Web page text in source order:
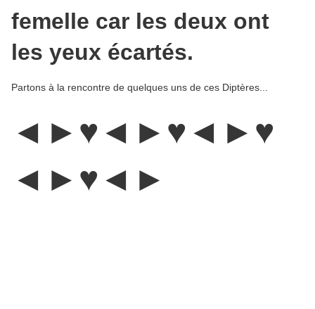
femelle car les deux ont
les yeux écartés.
Partons à la rencontre de quelques uns de ces Diptères...
◄►♥◄►♥◄►♥
◄►♥◄►